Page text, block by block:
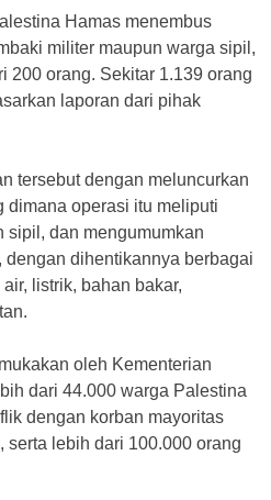
Hamas menembus
militer maupun warga sipil,
200 orang. Sekitar 1.139 orang
laporan dari pihak
tersebut dengan meluncurkan
dimana operasi itu meliputi
sipil, dan mengumumkan
dengan dihentikannya berbagai
listrik, bahan bakar,
oleh Kementerian
dari 44.000 warga Palestina
dengan korban mayoritas
serta lebih dari 100.000 orang